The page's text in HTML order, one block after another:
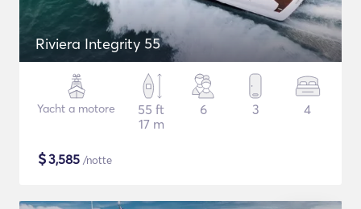
Riviera Integrity 55
Yacht a motore
55 ft
17 m
6 3 4
$3,585 /notte